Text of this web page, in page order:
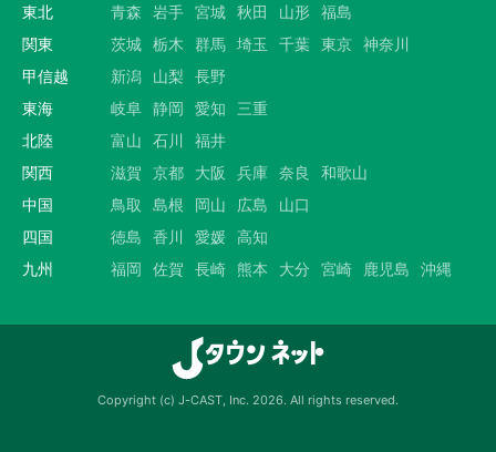
東北
青森 岩手 宮城 秋田 山形 福島
関東
茨城 栃木 群馬 埼玉 千葉 東京 神奈川
甲信越
新潟 山梨
長野
東海
岐阜 静岡 愛知
三重
北陸
富山 石川
福井
関西
滋賀 京都 大阪 兵庫 奈良
和歌山
中国
鳥取 島根 岡山 広島
山口
四国
徳島 香川 愛媛 高知
九州
福岡 佐賀 長崎 熊本 大分 宮崎 鹿児島 沖縄
Copyright (c) J-CAST, Inc. 2026. All rights reserved.